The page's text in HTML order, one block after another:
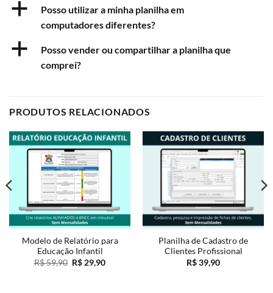
a
Posso utilizar a minha planilha em
computadores diferentes?
a
Posso vender ou compartilhar a planilha que
comprei?
PRODUTOS RELACIONADOS
Modelo de Relatório para
Educação Infantil
R$59,90 O
R$ 29,90O
Planilha de Cadastro de
Clientes Profissional
R$39,90